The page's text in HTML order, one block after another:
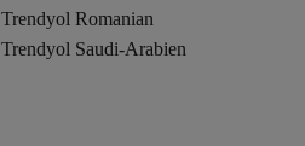
Trendyol Romanian
Trendyol Saudi-Arabien